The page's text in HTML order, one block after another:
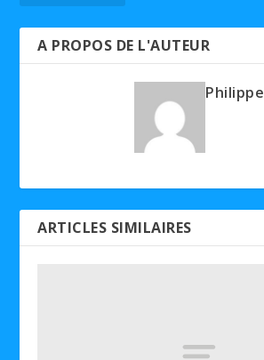
A PROPOS DE L'AUTEUR
Philippe
ARTICLES SIMILAIRES